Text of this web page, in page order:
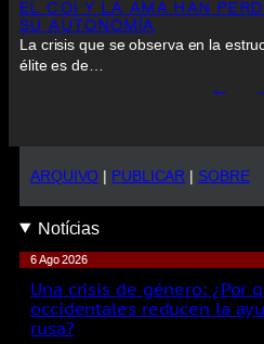
EL COI Y LA AMA HAN
SU AUTONOMÍA
La crisis que se observa en la
élite es de…
←
ARQUIVO PUBLICAR SOBRE
Notícias
6 Ago 2026
Una crisis de género: ¿Por
occidentales reducen la
rusa?